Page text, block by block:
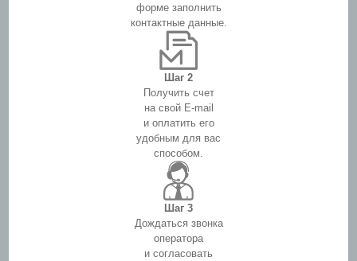
форме заполнить
контактные данные.
Шаг 2
Получить счет
на свой E-mail
и оплатить его
удобным для вас
способом.
Шаг 3
Дождаться звонка
оператора
и согласовать